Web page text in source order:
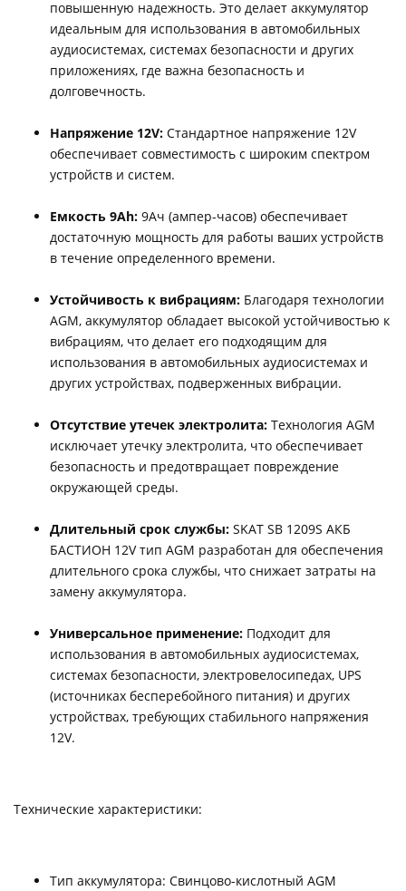
повышенную надежность. Это делает аккумулятор
идеальным для использования в автомобильных
аудиосистемах, системах безопасности и других
приложениях, где важна безопасность и
долговечность.
Напряжение 12V: Стандартное напряжение 12V
обеспечивает совместимость с широким спектром
устройств и систем.
Емкость 9Ah: 9Ач (ампер-часов) обеспечивает
достаточную мощность для работы ваших устройств
в течение определенного времени.
Устойчивость к вибрациям: Благодаря технологии
AGM, аккумулятор обладает высокой устойчивостью к
вибрациям, что делает его подходящим для
использования в автомобильных аудиосистемах и
других устройствах, подверженных вибрации.
Отсутствие утечек электролита: Технология AGM
исключает утечку электролита, что обеспечивает
безопасность и предотвращает повреждение
окружающей среды.
Длительный срок службы: SKAT SB 1209S АКБ
БАСТИОН 12V тип AGM разработан для обеспечения
длительного срока службы, что снижает затраты на
замену аккумулятора.
Универсальное применение: Подходит для
использования в автомобильных аудиосистемах,
системах безопасности, электровелосипедах, UPS
(источниках бесперебойного питания) и других
устройствах, требующих стабильного напряжения
12V.
Технические характеристики:
Тип аккумулятора: Свинцово-кислотный AGM